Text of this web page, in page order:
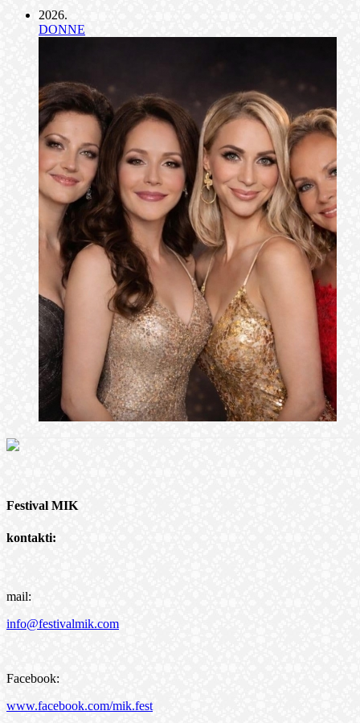
2026.
DONNE
Festival MIK
kontakti:
mail:
info@festivalmik.com
Facebook:
www.facebook.com/mik.fest